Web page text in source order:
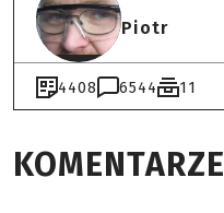
Piotr
4408 6544 11
KOMENTARZE